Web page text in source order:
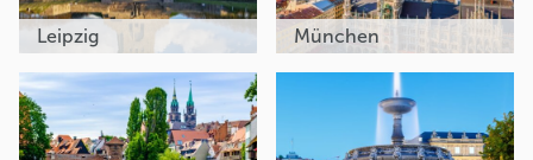
Leipzig München